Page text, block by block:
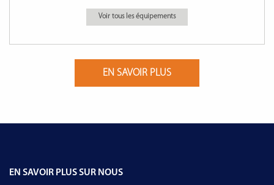
Voir tous les équipements
EN SAVOIR PLUS
EN SAVOIR PLUS SUR NOUS